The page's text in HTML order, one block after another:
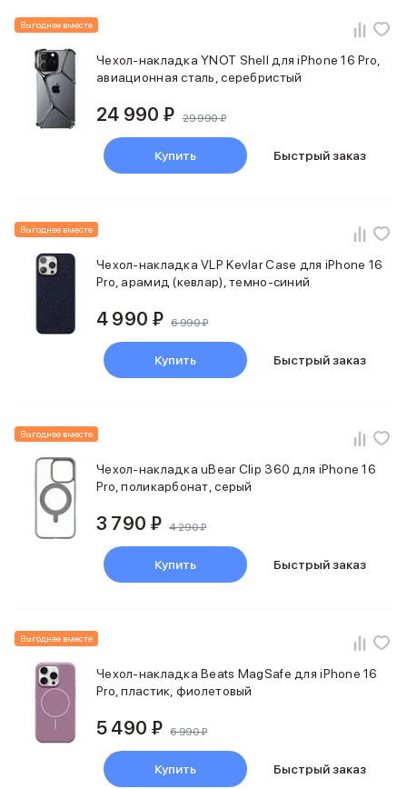
Беспроводные наушники
Гарнитуры
Накладные наушники
Акустические системы
Мониторы
Баннер доставка
Популярные бренды
Marshall
Samsung
Sony
JBL
Техника для дома
Умный дом
Популярные бренды
Баннер сплит
Инструменты
Укладка волос
Стайлеры
Выпрямители
Фены
Смарт-часы и фитнес-браслеты
Уход за полостью рта
Выгоднее вместе
Чехол-накладка YNOT Shell для iPhone 16 Pro,
авиационная сталь, серебристый
24 990 ₽ 29 990 ₽
Купить Быстрый заказ
Выгоднее вместе
Чехол-накладка VLP Kevlar Case для iPhone 16
Pro, арамид (кевлар), темно-синий
4 990 ₽ 6 990 ₽
Купить Быстрый заказ
Выгоднее вместе
Чехол-накладка uBear Сlip 360 для iPhone 16
Pro, поликарбонат, серый
3 790 ₽ 4 290 ₽
Купить Быстрый заказ
Выгоднее вместе
Чехол-накладка Beats MagSafe для iPhone 16
Pro, пластик, фиолетовый
5 490 ₽ 6 990 ₽
Купить Быстрый заказ